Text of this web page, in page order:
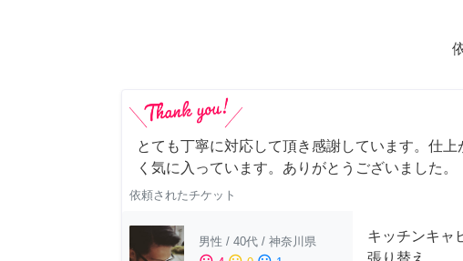
とても丁寧に対応して頂き感謝しています。仕上
く気に入っています。ありがとうございました。
依頼されたチケット
男性 / 40代 / 神奈川県
キッチンキャ
張り替え